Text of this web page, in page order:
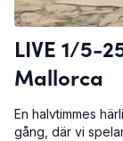
LIVE 1/5-
Mallorca
En halvtimmes
gång, där vi